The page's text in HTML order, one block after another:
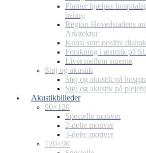
Planter hjælper
heling
Region Hovedstadens
Arkitektur
Kunst som positiv
Forskning i æstetik på
Livet mellem stuerne
Støj og akustik
Støj og akustik på
Støj og akustik på
Akustikbilleder
90×120
Specielle motiver
2-delte motiver
3-delte motiver
120×90